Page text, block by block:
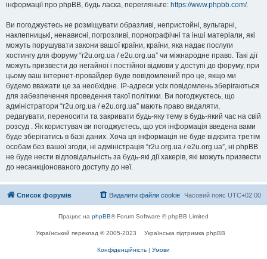
інформації про phpBB, будь ласка, перегляньте: https://www.phpbb.com/.
Ви погоджуєтесь не розміщувати образливі, непристойні, вульгарні,
наклепницькі, ненависні, погрозливі, порнографічні та інші матеріали, які
можуть порушувати закони вашої країни, країни, яка надає послуги
хостингу для форуму “r2u.org.ua / e2u.org.ua” чи міжнародне право. Такі дії
можуть призвести до негайної і постійної відмови у доступі до форуму, при
цьому ваш інтернет-провайдер буде повідомлений про це, якщо ми
будемо вважати це за необхідне. IP-адреси усіх повідомлень зберігаються
для забезпечення проведення такої політики. Ви погоджуєтесь, що
адміністратори “r2u.org.ua / e2u.org.ua” мають право видаляти,
редагувати, переносити та закривати будь-яку тему в будь-який час на свій
розсуд . Як користувач ви погоджуєтесь, що уся інформація введена вами
буде зберігатись в базі даних. Хоча ця інформація не буде відкрита третім
особам без вашої згоди, ні адміністрація “r2u.org.ua / e2u.org.ua”, ні phpBB
не буде нести відповідальність за будь-які дії хакерів, які можуть призвести
до несанкціонованого доступу до неї.
Список форумів Часовий пояс UTC+02:00
Видалити файли cookie
Працює на phpBB® Forum Software © phpBB Limited
Український переклад © 2005-2023 Українська підтримка phpBB
Конфіденційність | Умови